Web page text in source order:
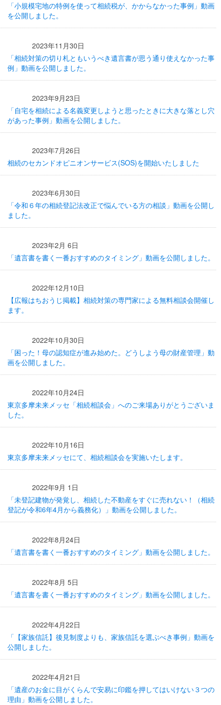
「小規模宅地の特例を使って相続税が、かからなかった事例」動画
を公開しました。
2023年11月30日
「相続対策の切り札ともいうべき遺言書が思う通り使えなかった事
例」動画を公開しました。
2023年9月23日
「自宅を相続による名義変更しようと思ったときに大きな落とし穴
があった事例」動画を公開しました。
2023年7月26日
相続のセカンドオピニオンサービス(SOS)を開始いたしました
2023年6月30日
「令和６年の相続登記法改正で悩んでいる方の相談」動画を公開し
ました。
2023年2月 6日
「遺言書を書く一番おすすめのタイミング」動画を公開しました。
2022年12月10日
【広報はちおうじ掲載】相続対策の専門家による無料相談会開催し
ます。
2022年10月30日
「困った！母の認知症が進み始めた。どうしよう母の財産管理」動
画を公開しました。
2022年10月24日
東京多摩未来メッセ「相続相談会」へのご来場ありがとうございま
した。
2022年10月16日
東京多摩未来メッセにて、相続相談会を実施いたします。
2022年9月 1日
「未登記建物が発覚し、相続した不動産をすぐに売れない！（相続
登記が令和6年4月から義務化）」動画を公開しました。
2022年8月24日
「遺言書を書く一番おすすめのタイミング」動画を公開しました。
2022年8月 5日
「遺言書を書く一番おすすめのタイミング」動画を公開しました。
2022年4月22日
「【家族信託】後見制度よりも、家族信託を選ぶべき事例」動画を
公開しました。
2022年4月21日
「遺産のお金に目がくらんで安易に印鑑を押してはいけない３つの
理由」動画を公開しました。